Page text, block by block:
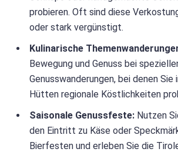
probieren. Oft sind diese
oder stark vergünstigt.
Kulinarische
Bewegung und Genuss bei
Genusswanderungen, bei denen Sie
Hütten regionale Köstlichkeiten
Saisonale Genussfeste: Nutzen
den Eintritt zu Käse oder
Bierfesten und erleben Sie die